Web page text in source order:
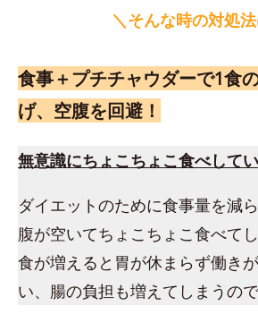
＼そんな時の対処
食事＋プチチャウダーで1食
げ、空腹を回避！
無意識にちょこちょこ食べして
ダイエットのために食事量を減
腹が空いてちょこちょこ食べて
食が増えると胃が休まらず働き
い、腸の負担も増えてしまうので